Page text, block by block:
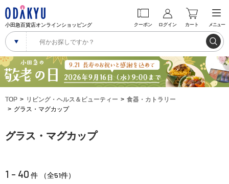
小田急百貨店オンラインショッピング クーポン ログイン カート メニュー
TOP リビング・ヘルス＆ビューティー
食器・カトラリー
グラス・マグカップ
グラス・マグカップ
1 - 40 件 （全51件）